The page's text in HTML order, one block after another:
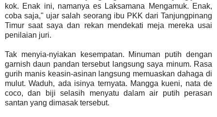
kok. Enak ini, namanya es Laksamana Mengamuk. Enak,
coba saja," ujar salah seorang ibu PKK dari Tanjungpinang
Timur saat saya dan rekan mendekati meja mereka usai
penilaian juri.
Tak menyia-nyiakan kesempatan. Minuman putih dengan
garnish daun pandan tersebut langsung saya minum. Rasa
gurih manis keasin-asinan langsung memuaskan dahaga di
mulut. Waduh, ada isinya ternyata. Mangga kueni, nata de
coco, dan biji selasih menyatu dalam air putih perasan
santan yang dimasak tersebut.